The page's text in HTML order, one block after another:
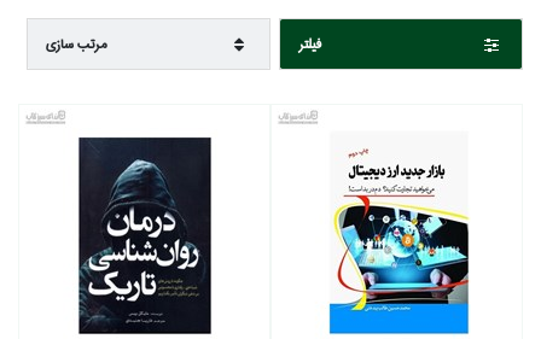
فيلتر مرتب سازي